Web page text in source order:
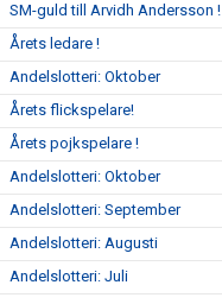
SM-guld till Arvidh Andersson !
Årets ledare !
Andelslotteri: Oktober
Årets flickspelare!
Årets pojkspelare !
Andelslotteri: Oktober
Andelslotteri: September
Andelslotteri: Augusti
Andelslotteri: Juli